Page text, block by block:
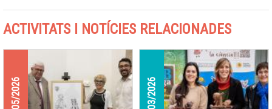
ACTIVITATS I NOTÍCIES RELACIONADES
28/05/2026 20/03/2026